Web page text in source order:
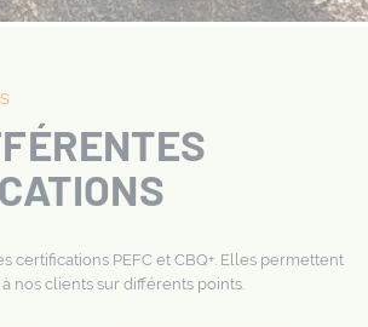
certifications PEFC et CBQ+. Elles permettent
nos clients sur différents points.